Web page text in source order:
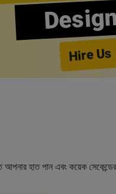
Hire Us
আপনার হাত পান এবং কয়েক